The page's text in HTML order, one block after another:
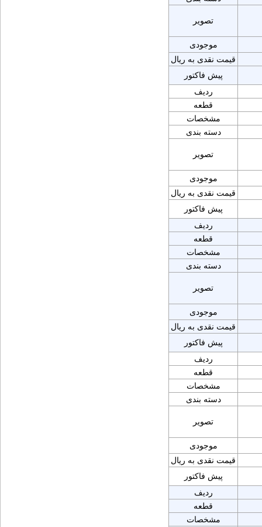
تصویر
موجودی
قیمت نقدی به ریال
پیش فاکتور
ردیف
قطعه
مشخصات
دسته بندی
تصویر
موجودی
قیمت نقدی به ریال
پیش فاکتور
ردیف
قطعه
مشخصات
دسته بندی
تصویر
موجودی
قیمت نقدی به ریال
پیش فاکتور
ردیف
قطعه
مشخصات
دسته بندی
تصویر
موجودی
قیمت نقدی به ریال
پیش فاکتور
ردیف
قطعه
مشخصات